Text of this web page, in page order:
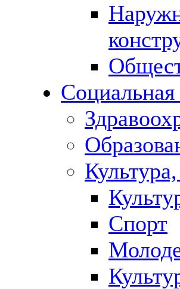
Спорт